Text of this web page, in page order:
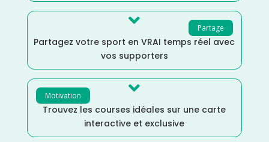
Partage

Partagez votre sport en VRAI temps réel avec
vos supporters
Motivation 
Trouvez les courses idéales sur une carte
interactive et exclusive